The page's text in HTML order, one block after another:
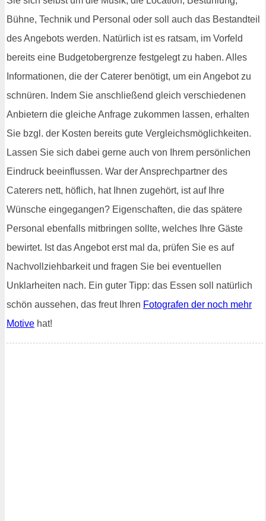
Bühne, Technik und Personal oder soll auch das Bestandteil
des Angebots werden. Natürlich ist es ratsam, im Vorfeld
bereits eine Budgetobergrenze festgelegt zu haben. Alles
Informationen, die der Caterer benötigt, um ein Angebot zu
schnüren. Indem Sie anschließend gleich verschiedenen
Anbietern die gleiche Anfrage zukommen lassen, erhalten
Sie bzgl. der Kosten bereits gute Vergleichsmöglichkeiten.
Lassen Sie sich dabei gerne auch von Ihrem persönlichen
Eindruck beeinflussen. War der Ansprechpartner des
Caterers nett, höflich, hat Ihnen zugehört, ist auf Ihre
Wünsche eingegangen? Eigenschaften, die das spätere
Personal ebenfalls mitbringen sollte, welches Ihre Gäste
bewirtet. Ist das Angebot erst mal da, prüfen Sie es auf
Nachvollziehbarkeit und fragen Sie bei eventuellen
Unklarheiten nach. Ein guter Tipp: das Essen soll natürlich
schön aussehen, das freut Ihren Fotografen der noch mehr
Motive hat!